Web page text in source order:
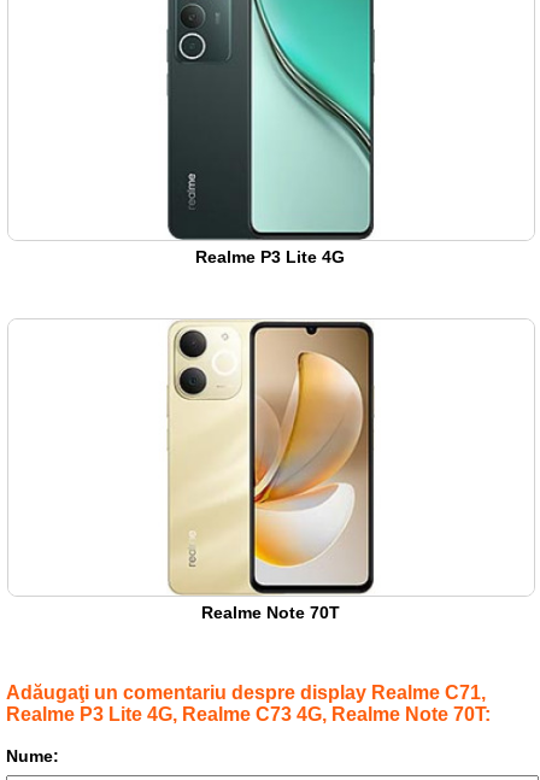
Realme P3 Lite 4G
Realme Note 70T
Adăugaţi un comentariu despre display Realme C71,
Realme P3 Lite 4G, Realme C73 4G, Realme Note 70T:
Nume: